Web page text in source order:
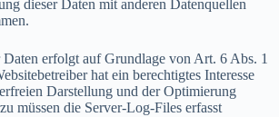
dieser Daten mit anderen Datenquellen
erfolgt auf Grundlage von Art. 6 Abs. 1
hat ein berechtigtes Interesse
Darstellung und der Optimierung
müssen die Server-Log-Files erfasst